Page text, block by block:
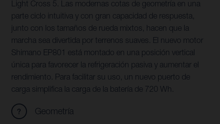
Light Cross 5. Las modernas cotas de geometría en una
parte ciclo intuitiva y con gran capacidad de respuesta,
junto con los tamaños de rueda mixtos, hacen que la
marcha sea divertida por terrenos suaves. El nuevo motor
Shimano EP801 está montado en una posición vertical
única para favorecer la refrigeración pasiva y aumentar el
rendimiento. Para facilitar su uso, un nuevo puerto de
carga simplifica la carga de la batería de 720 Wh.
Geometría